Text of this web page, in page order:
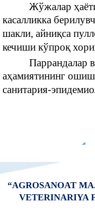
Жўжалар
касалликка
шакли, айниқса
кечиши кўпроқ
Паррандалар
аҳамиятининг
санитария-
“AGROSANOAT
VETERINARIYA